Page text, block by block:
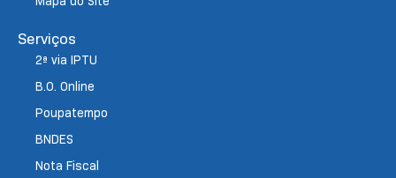
Serviços
2ª via IPTU
B.O. Online
Poupatempo
BNDES
Nota Fiscal